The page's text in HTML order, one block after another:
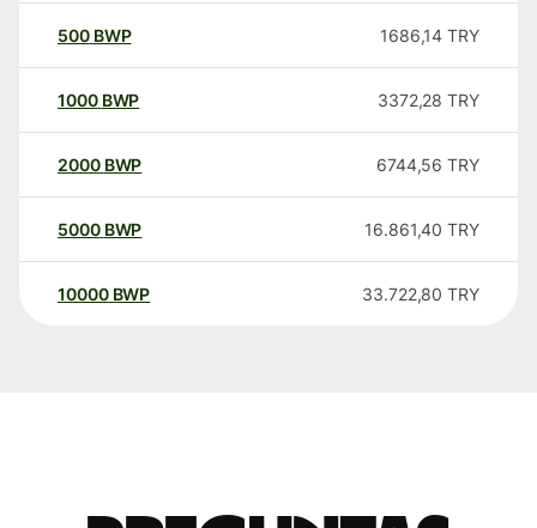
500 BWP 1686,14 TRY
1000 BWP 3372,28 TRY
2000 BWP 6744,56 TRY
5000 BWP 16.861,40 TRY
10000 BWP 33.722,80 TRY